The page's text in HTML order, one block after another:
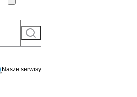
Szukaj
Nasze serwisy